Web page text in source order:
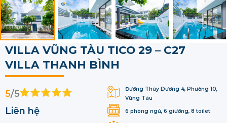
VILLA VŨNG TÀU TICO 29 – C27
VILLA THANH BÌNH
Đường Thùy Dương 4, Phường 10,
Vũng Tàu
6 phòng ngủ, 6 giường, 8 toilet
5/5
Liên hệ